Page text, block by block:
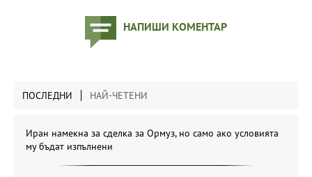
НАПИШИ КОМЕНТАР
ПОСЛЕДНИ НАЙ-ЧЕТЕНИ
Иран намекна за сделка за Ормуз, но само ако условията
му бъдат изпълнени